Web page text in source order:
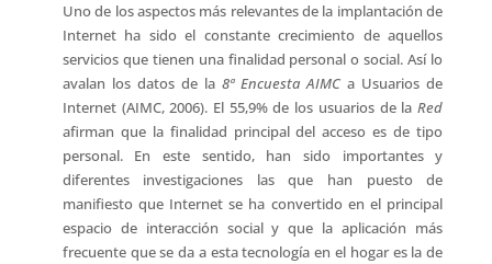
Uno de los aspectos más relevantes de la implantación de
Internet ha sido el constante crecimiento de aquellos
servicios que tienen una finalidad personal o social. Así lo
avalan los datos de la 8ª Encuesta AIMC a Usuarios de
Internet (AIMC, 2006). El 55,9% de los usuarios de laRed
afirman que la finalidad principal del acceso es de tipo
personal. En este sentido, han sido importantes y
diferentes investigaciones las que han puesto de
manifiesto que Internet se ha convertido en el principal
espacio de interacción social y que la aplicación más
frecuente que se da a esta tecnología en el hogar es la de